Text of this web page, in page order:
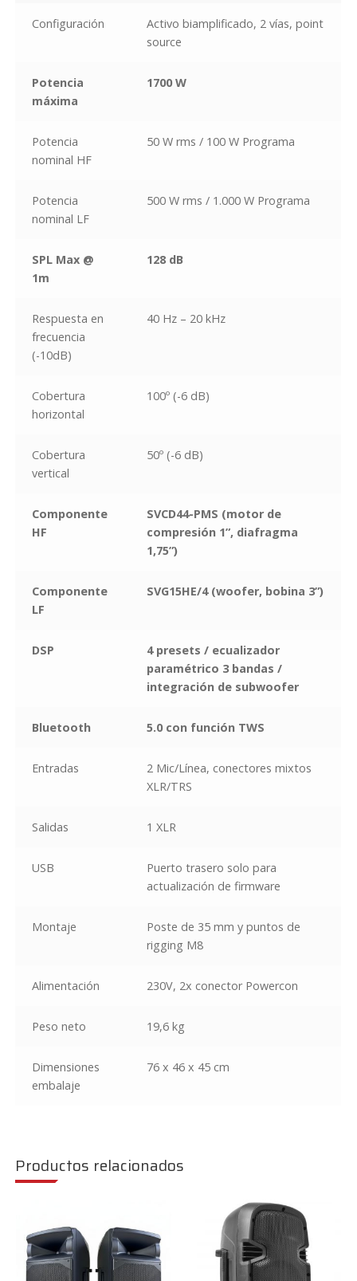
Configuración
Activo biamplificado, 2 vías, point
source
Potencia
máxima
1700 W
Potencia
nominal HF
50 W rms / 100 W Programa
Potencia
nominal LF
500 W rms / 1.000 W Programa
SPL Max @
1m
128 dB
Respuesta en
frecuencia
(-10dB)
40 Hz – 20 kHz
Cobertura
horizontal
100º (-6 dB)
Cobertura
vertical
50º (-6 dB)
Componente
HF
SVCD44-PMS (motor de
compresión 1”, diafragma
1,75”)
Componente
LF
SVG15HE/4 (woofer, bobina 3”)
DSP
4 presets / ecualizador
paramétrico 3 bandas /
integración de subwoofer
Bluetooth 5.0 con función TWS
Entradas
2 Mic/Línea, conectores mixtos
XLR/TRS
Salidas 1 XLR
USB
Puerto trasero solo para
actualización de firmware
Montaje
Poste de 35 mm y puntos de
rigging M8
Alimentación 230V, 2x conector Powercon
Peso neto 19,6 kg
Dimensiones
embalaje
76 x 46 x 45 cm
Productos relacionados